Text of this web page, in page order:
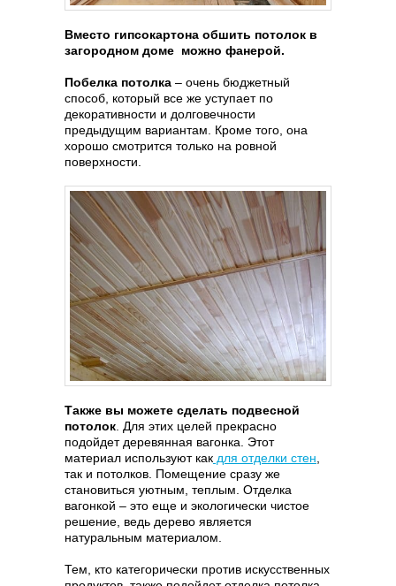
Вместо гипсокартона обшить потолок в
загородном доме можно фанерой.
Побелка потолка – очень бюджетный
способ, который все же уступает по
декоративности и долговечности
предыдущим вариантам. Кроме того, она
хорошо смотрится только на ровной
поверхности.
Также вы можете сделать подвесной
потолок . Для этих целей прекрасно
подойдет деревянная вагонка. Этот
материал используют как для отделки стен
так и потолков. Помещение сразу же
становиться уютным, теплым. Отделка
вагонкой – это еще и экологически чистое
решение, ведь дерево является
натуральным материалом.
Тем, кто категорически против искусственных